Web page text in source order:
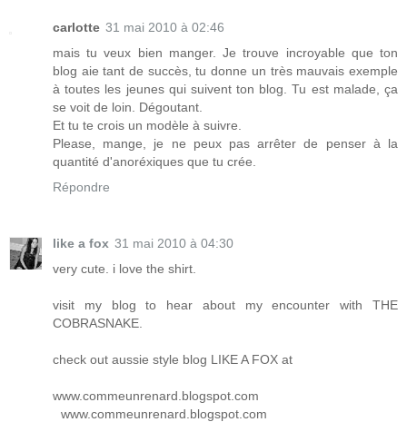
carlotte 31 mai 2010 à 02:46
mais tu veux bien manger. Je trouve incroyable que ton
blog aie tant de succès, tu donne un très mauvais exemple
à toutes les jeunes qui suivent ton blog. Tu est malade, ça
se voit de loin. Dégoutant.
Et tu te crois un modèle à suivre.
Please, mange, je ne peux pas arrêter de penser à la
quantité d'anoréxiques que tu crée.
Répondre
like a fox 31 mai 2010 à 04:30
very cute. i love the shirt.
visit my blog to hear about my encounter with THE
COBRASNAKE.
check out aussie style blog LIKE A FOX at
www.commeunrenard.blogspot.com
www.commeunrenard.blogspot.com